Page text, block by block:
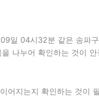
일 04시32분 같은 송파
나누어 확인하는 것이 안
지는지 확인하는 것이